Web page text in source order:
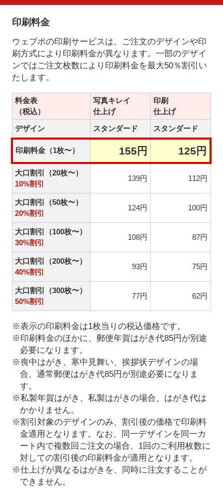
印刷料金
ウェブポの印刷サービスは、ご注文のデザインや印
刷方式により印刷料金が異なります。一部のデザイ
ンではご注文枚数により印刷料金を最大50％割引い
たします。
料金表
（税込）
写真キレイ
仕上げ
印刷
仕上げ
デザイン
スタンダード スタンダード
印刷料金（1枚〜） 155円 125円
大口割引（20枚〜）
10%割引
139円 112円
大口割引（50枚〜）
20%割引
124円 100円
大口割引（100枚〜）
30%割引
108円 87円
大口割引（200枚〜）
40%割引
93円 75円
大口割引（300枚〜）
50%割引
77円 62円
※表示の印刷料金は1枚当りの税込価格です。
※印刷料金のほかに、郵便年賀はがき代85円が別途
必要になります。
※喪中はがき、寒中見舞い、挨拶状デザインの場
合、通常郵便はがき代85円が別途必要になりま
す。
※私製年賀はがき、私製はがきの場合、はがき代は
かかりません。
※割引対象のデザインのみ、割引後の価格で印刷料
金適用となります。なお、同一デザインを同一カ
ート内で複数回ご注文の場合、1回のご利用枚数に
対しての割引後の印刷料金が適用となります。
※仕上げが異なるはがきを、同時に注文することが
できません。